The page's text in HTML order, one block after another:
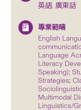
英語, 廣東話
專業範疇
English
Language
Literacy
Speaking);
Strategies;
Multimodal
Linguistics/